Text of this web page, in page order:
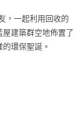
，一起利用回收的
建築群空地佈置了
環保聖誕。